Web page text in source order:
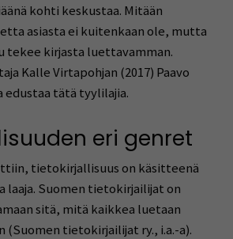
kohti keskustaa. Mitään
asiasta ei kuitenkaan ole, mutta
tekee kirjasta luettavamman.
Kalle Virtapohjan (2017) Paavo
edustaa tätä tyylilajia.
eri genret
tietokirjallisuus on käsitteenä
laaja. Suomen tietokirjailijat on
sitä, mitä kaikkea luetaan
tietokirjailijat ry., i.a.-a).